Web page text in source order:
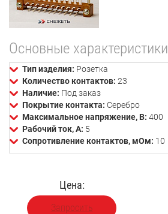
Основные характеристики
Тип изделия: Розетка
Количество контактов: 23
Наличие: Под заказ
Покрытие контакта: Серебро
Максимальное напряжение, В: 400
Рабочий ток, А: 5
Сопротивление контактов, мОм: 10
Цена:
Запросить